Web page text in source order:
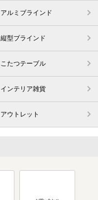
アルミブラインド
縦型ブラインド
こたつテーブル
インテリア雑貨
アウトレット